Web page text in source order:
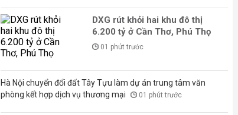
DXG rút khỏi hai khu đô thị
6.200 tỷ ở Cần Thơ, Phú Thọ
01 phút trước
Hà Nội chuyển đổi đất Tây Tựu làm dự án trung tâm văn
phòng kết hợp dịch vụ thương mại
01 phút trước